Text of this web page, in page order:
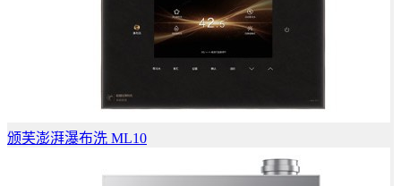
颁芙澎湃瀑布洗 ML10